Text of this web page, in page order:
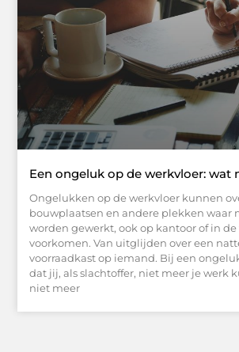
Een ongeluk op de werkvloer: wat
Ongelukken op de werkvloer kunnen
bouwplaatsen en andere plekken waar
worden gewerkt, ook op kantoor of in
voorkomen. Van uitglijden over een
voorraadkast op iemand. Bij een
dat jij, als slachtoffer, niet meer je werk
niet meer